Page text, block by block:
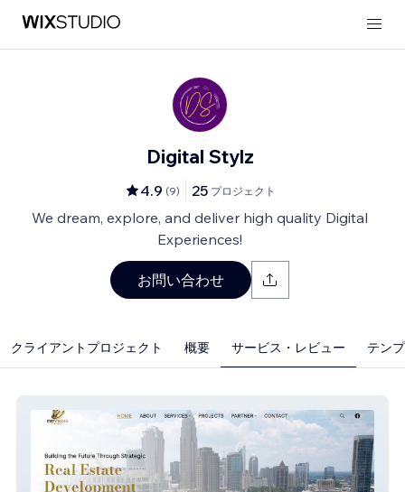
Digital Stylz
4.9 (9) 25 プロジェクト
We dream, explore, and deliver high quality Digital
Experiences!
お問い合わせ
クライアントプロジェクト 概要 サービス・レビュー テン